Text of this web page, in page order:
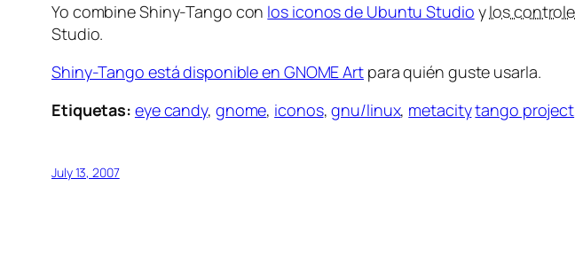
Yo combine Shiny-Tango con los iconos de Ubuntu Studio ylos
Studio.
Shiny-Tango está disponible en GNOME Art para quién guste usarla.
Etiquetas: eye candy, gnome, iconos,gnu/linux, metacitytango project
July 13, 2007